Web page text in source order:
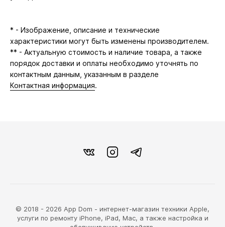
* - Изображение, описание и технические
характеристики могут быть изменены производителем.
** - Актуальную стоимость и наличие товара, а также
порядок доставки и оплаты необходимо уточнять по
контактным данным, указанным в разделе
Контактная информация.
© 2018 - 2026 App Dom - интернет-магазин техники Apple,
услуги по ремонту iPhone, iPad, Mac, а также настройка и